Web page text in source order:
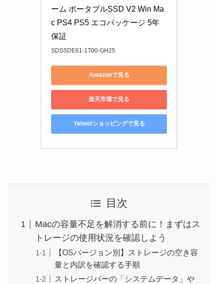
ーム ポータブルSSD V2 Win Ma
c PS4 PS5 エコパッケージ 5年
保証
SDSSDE61-1T00-GH25
Amazonで見る
楽天市場で見る
Yahoo!ショッピングで見る
目次
Macの容量不足を解消する前に！まずはス
トレージの使用状況を確認しよう
【OSバージョン別】ストレージの空き容
量と内訳を確認する手順
ストレージバーの「システムデータ」や